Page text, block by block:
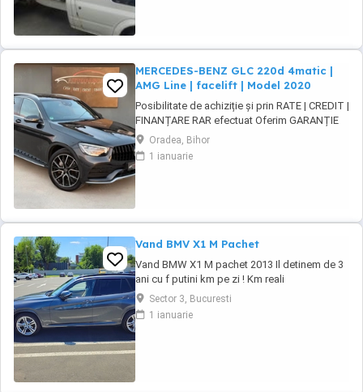
MERCEDES-BENZ GLC 220d 4matic |
AMG Line | facelift | Model 2020
Posibilitate de achiziție și prin RATE | CREDIT |
FINANȚARE RAR efectuat Oferim GARANȚIE
12 luni sau 10.000 km MERCEDES-BENZ GLC
220d 4MATIC AMG Line | facelift | Model 2020
Motor - 2.0 diesel 194cp. Euro 6 | 4Matic ( 4x4
Oradea, Bihor
1 ianuarie
Vand BMV X1 M Pachet
Vand BMW X1 M pachet 2013 Il detinem de 3
ani cu f putini km pe zi ! Km reali
235.000,accept orice test ! BMW X1 M
PACHET An 2013 Euro 5 Motorizare 2.0 Diesel
Cutie automata Steptronic 8+1 trepte
Sector 3, Bucuresti
1 ianuarie